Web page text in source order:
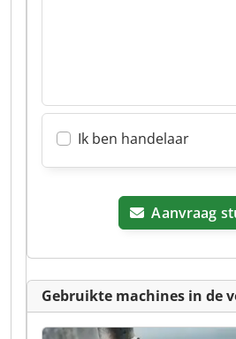
Ik ben handelaar
Aanvraag
Gebruikte machines in de